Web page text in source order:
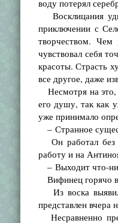
воду потерял
Восклицания
приключении с
творчеством. Чем
чувствовал себя
красоты. Страсть
все другое, даже
Несмотря на это,
его душу, так как
уже принимало
– Странное
Он работал без
работу и на
– Выходит что-
Вифинец горячо
Из воска
представлен
Несравненно